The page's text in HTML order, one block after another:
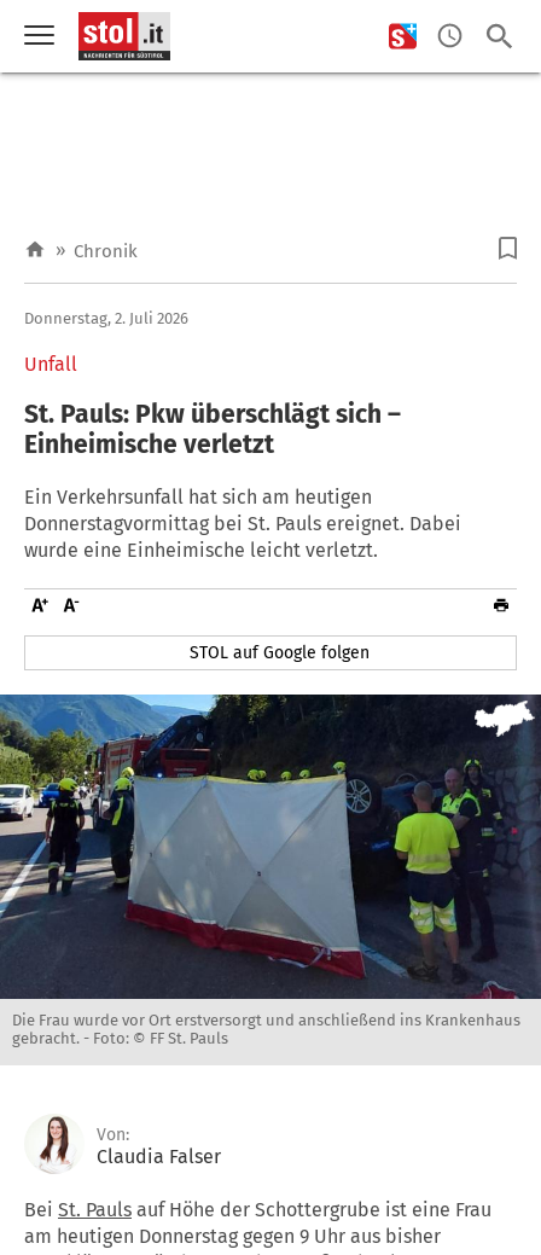
» Chronik
Unfall
Donnerstag, 2. Juli 2026
St. Pauls: Pkw überschlägt sich –
Einheimische verletzt
Ein Verkehrsunfall hat sich am heutigen
Donnerstagvormittag bei St. Pauls ereignet. Dabei
wurde eine Einheimische leicht verletzt.
STOL auf Google folgen
Die Frau wurde vor Ort erstversorgt und anschließend ins Krankenhaus
gebracht. - Foto: © FF St. Pauls
Von:
Claudia Falser
Bei St. Pauls auf Höhe der Schottergrube ist eine Frau
am heutigen Donnerstag gegen 9 Uhr aus bisher